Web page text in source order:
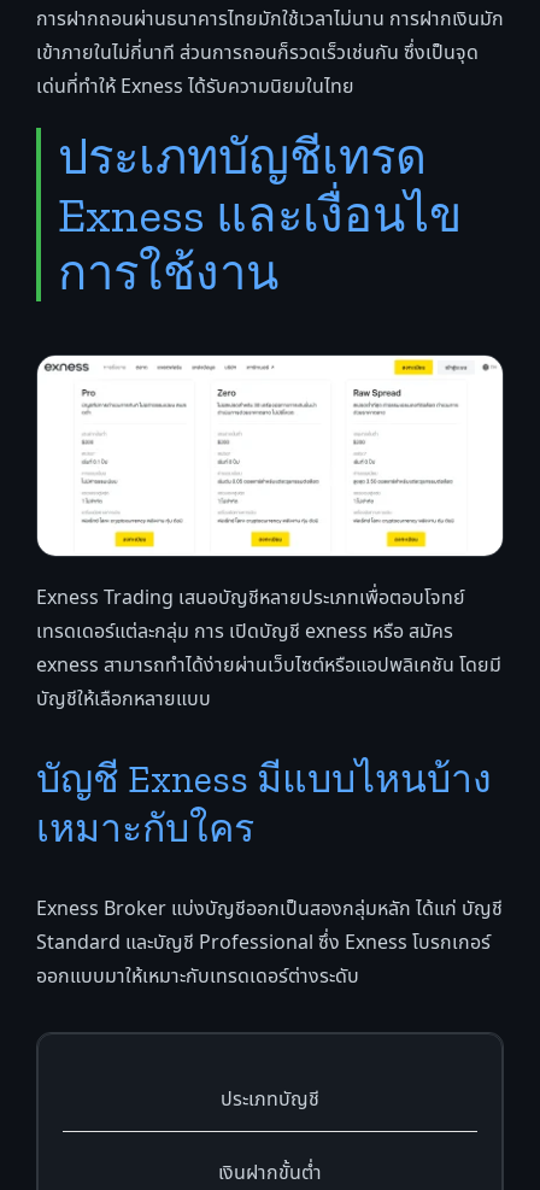
การฝากถอนผ่านธนาคารไทยมักใช้เวลาไม่นาน การฝากเงินมัก
เข้าภายในไม่กี่นาที ส่วนการถอนก็รวดเร็วเช่นกัน ซึ่งเป็นจุด
เด่นที่ทำให้ Exness ได้รับความนิยมในไทย
ประเภทบัญชีเทรด
Exness และเงื่อนไข
การใช้งาน
Exness Trading เสนอบัญชีหลายประเภทเพื่อตอบโจทย์
เทรดเดอร์แต่ละกลุ่ม การ เปิดบัญชี exness หรือ สมัคร
exness สามารถทำได้ง่ายผ่านเว็บไซต์หรือแอปพลิเคชัน โดยมี
บัญชีให้เลือกหลายแบบ
บัญชี Exness มีแบบไหนบ้าง
เหมาะกับใคร
Exness Broker แบ่งบัญชีออกเป็นสองกลุ่มหลัก ได้แก่ บัญชี
Standard และบัญชี Professional ซึ่ง Exness โบรกเกอร์
ออกแบบมาให้เหมาะกับเทรดเดอร์ต่างระดับ
ประเภทบัญชี
เงินฝากขั้นต่ำ